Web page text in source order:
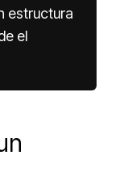
estructura
el